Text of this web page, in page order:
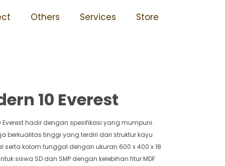
Others Services Store
10 Everest
10 Everest
Everest hadir dengan spesifikasi yang mumpuni.
berkualitas tinggi yang terdiri dari struktur kayu
kolom tunggal dengan ukuran 600 x 400 x 18
siswa SD dan SMP dengan kelebihan fitur MDF